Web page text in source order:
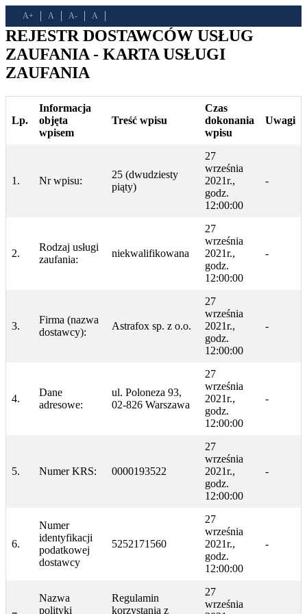
A+ A A- A
REJESTR DOSTAWCÓW USŁUG
ZAUFANIA - KARTA USŁUGI
ZAUFANIA
Lp.
Informacja
objęta
wpisem
Treść wpisu
Czas
dokonania
wpisu
Uwagi
1. Nr wpisu:
25 (dwudziesty
piąty)
27
września
2021r.,
godz.
12:00:00
-
2.
Rodzaj usługi
zaufania:
niekwalifikowana
27
września
2021r.,
godz.
12:00:00
-
3.
Firma (nazwa
dostawcy):
Astrafox sp. z o.o.
27
września
2021r.,
godz.
12:00:00
-
4.
Dane
adresowe:
ul. Poloneza 93,
02-826 Warszawa
27
września
2021r.,
godz.
12:00:00
-
5. Numer KRS: 0000193522
27
września
2021r.,
godz.
12:00:00
-
6.
Numer
identyfikacji
podatkowej
dostawcy
5252171560
27
września
2021r.,
godz.
12:00:00
-
Nazwa
polityki
Regulamin
korzystania z
27
września